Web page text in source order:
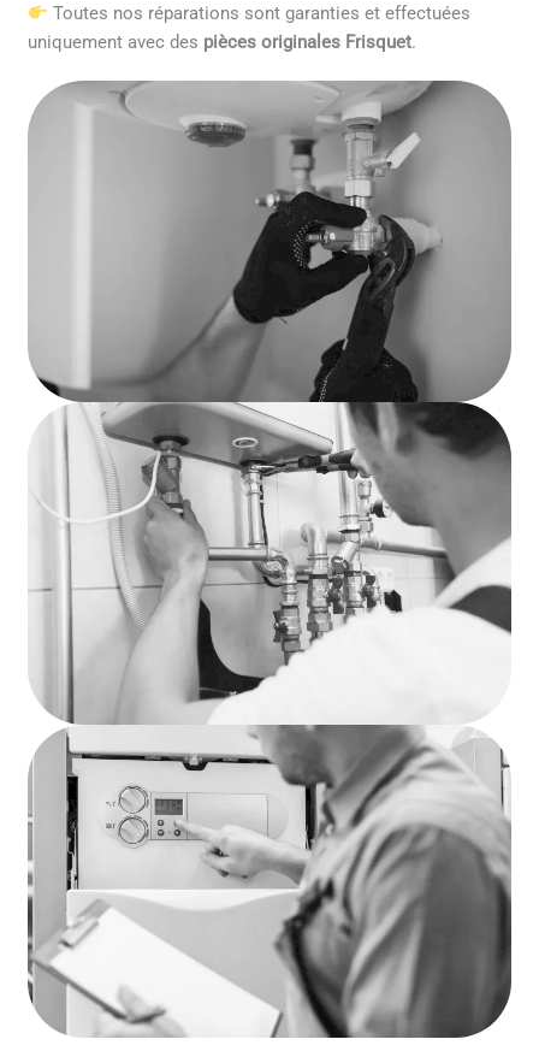
Toutes nos réparations sont garanties et effectuées
uniquement avec des pièces originales Frisquet.